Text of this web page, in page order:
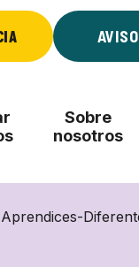
Sobre
nosotros